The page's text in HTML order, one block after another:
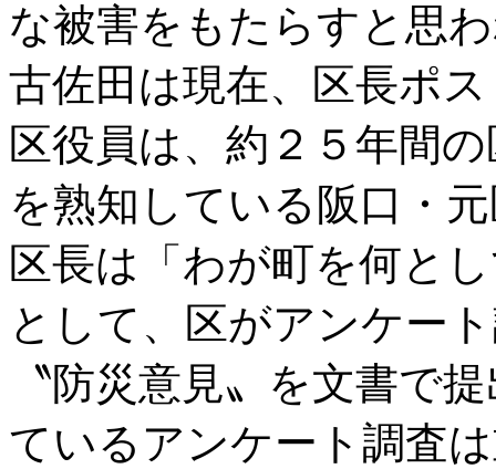
な被害をもたらすと思
古佐田は現在、区長ポ
区役員は、約２５年間
を熟知している阪口・
区長は「わが町を何と
として、区がアンケー
〝防災意見〟を文書で
ているアンケート調査